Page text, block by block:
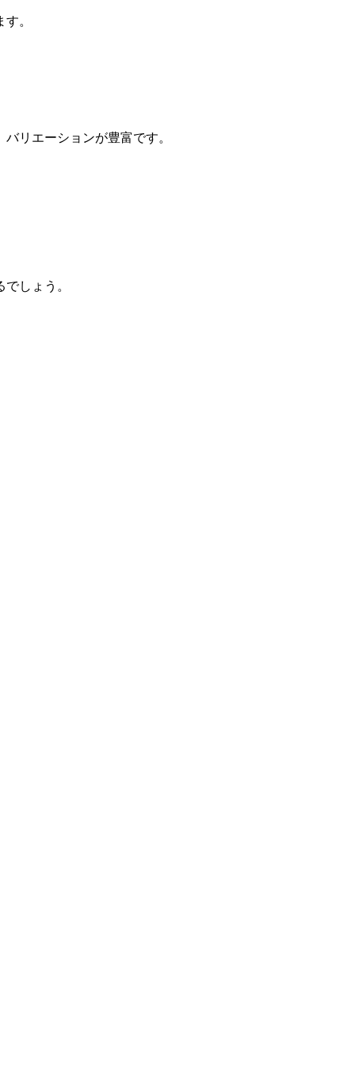
。
リエーションが豊富です。
しょう。